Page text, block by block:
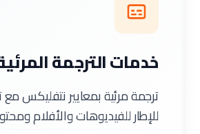
خدمات الترجمة
ترجمة مرئية بمعايير نتفليكس
للإطار للفيديوهات والأفلام